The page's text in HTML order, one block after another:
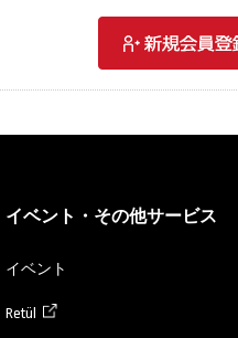
イベント・その他サービス
イベント
Retül